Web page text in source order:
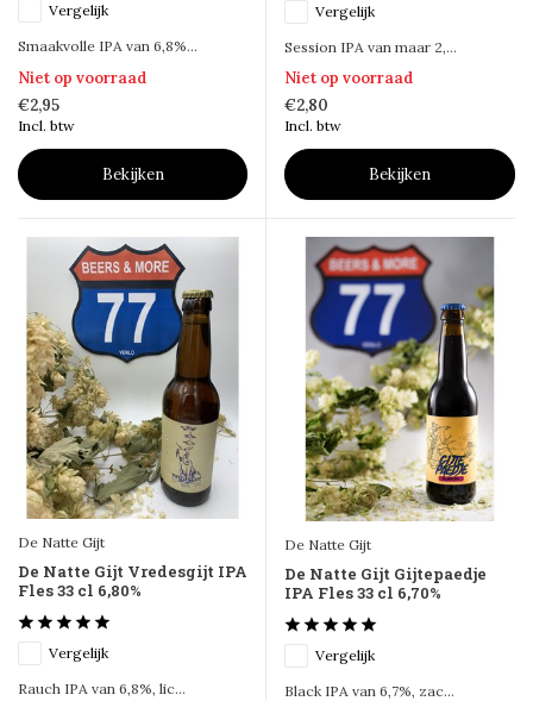
Vergelijk
Smaakvolle IPA van 6,8%...
Niet op voorraad
€2,95
Incl. btw
Bekijken
Vergelijk
Session IPA van maar 2,...
Niet op voorraad
€2,80
Incl. btw
Bekijken
De Natte Gijt
De Natte Gijt Vredesgijt IPA
Fles 33 cl 6,80%
Vergelijk
Rauch IPA van 6,8%, lic...
De Natte Gijt
De Natte Gijt Gijtepaedje
IPA Fles 33 cl 6,70%
Vergelijk
Black IPA van 6,7%, zac...